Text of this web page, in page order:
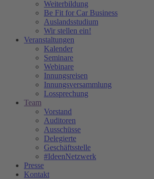
Weiterbildung
Be Fit for Car Business
Auslandsstudium
Wir stellen ein!
Veranstaltungen
Kalender
Seminare
Webinare
Innungsreisen
Innungsversammlung
Lossprechung
Team
Vorstand
Auditoren
Ausschüsse
Delegierte
Geschäftsstelle
#IdeenNetzwerk
Presse
Kontakt